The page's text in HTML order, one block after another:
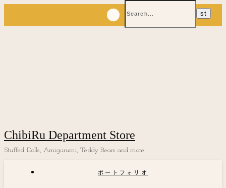
ChibiRu Department Store
Stuffed Dolls, Amigurumi, Teddy Bears and more
ポートフォリオ